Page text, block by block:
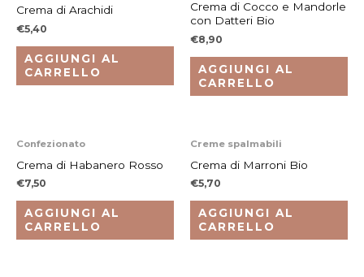
Crema di Arachidi
€5,40
AGGIUNGI AL
CARRELLO
Crema di Cocco e Mandorle
con Datteri Bio
€8,90
AGGIUNGI AL
CARRELLO
Confezionato
Crema di Habanero Rosso
€7,50
AGGIUNGI AL
CARRELLO
Creme spalmabili
Crema di Marroni Bio
€5,70
AGGIUNGI AL
CARRELLO